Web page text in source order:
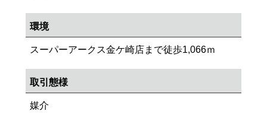
環境
スーパーアークス金ケ崎店まで徒歩1,066ｍ
取引態様
媒介